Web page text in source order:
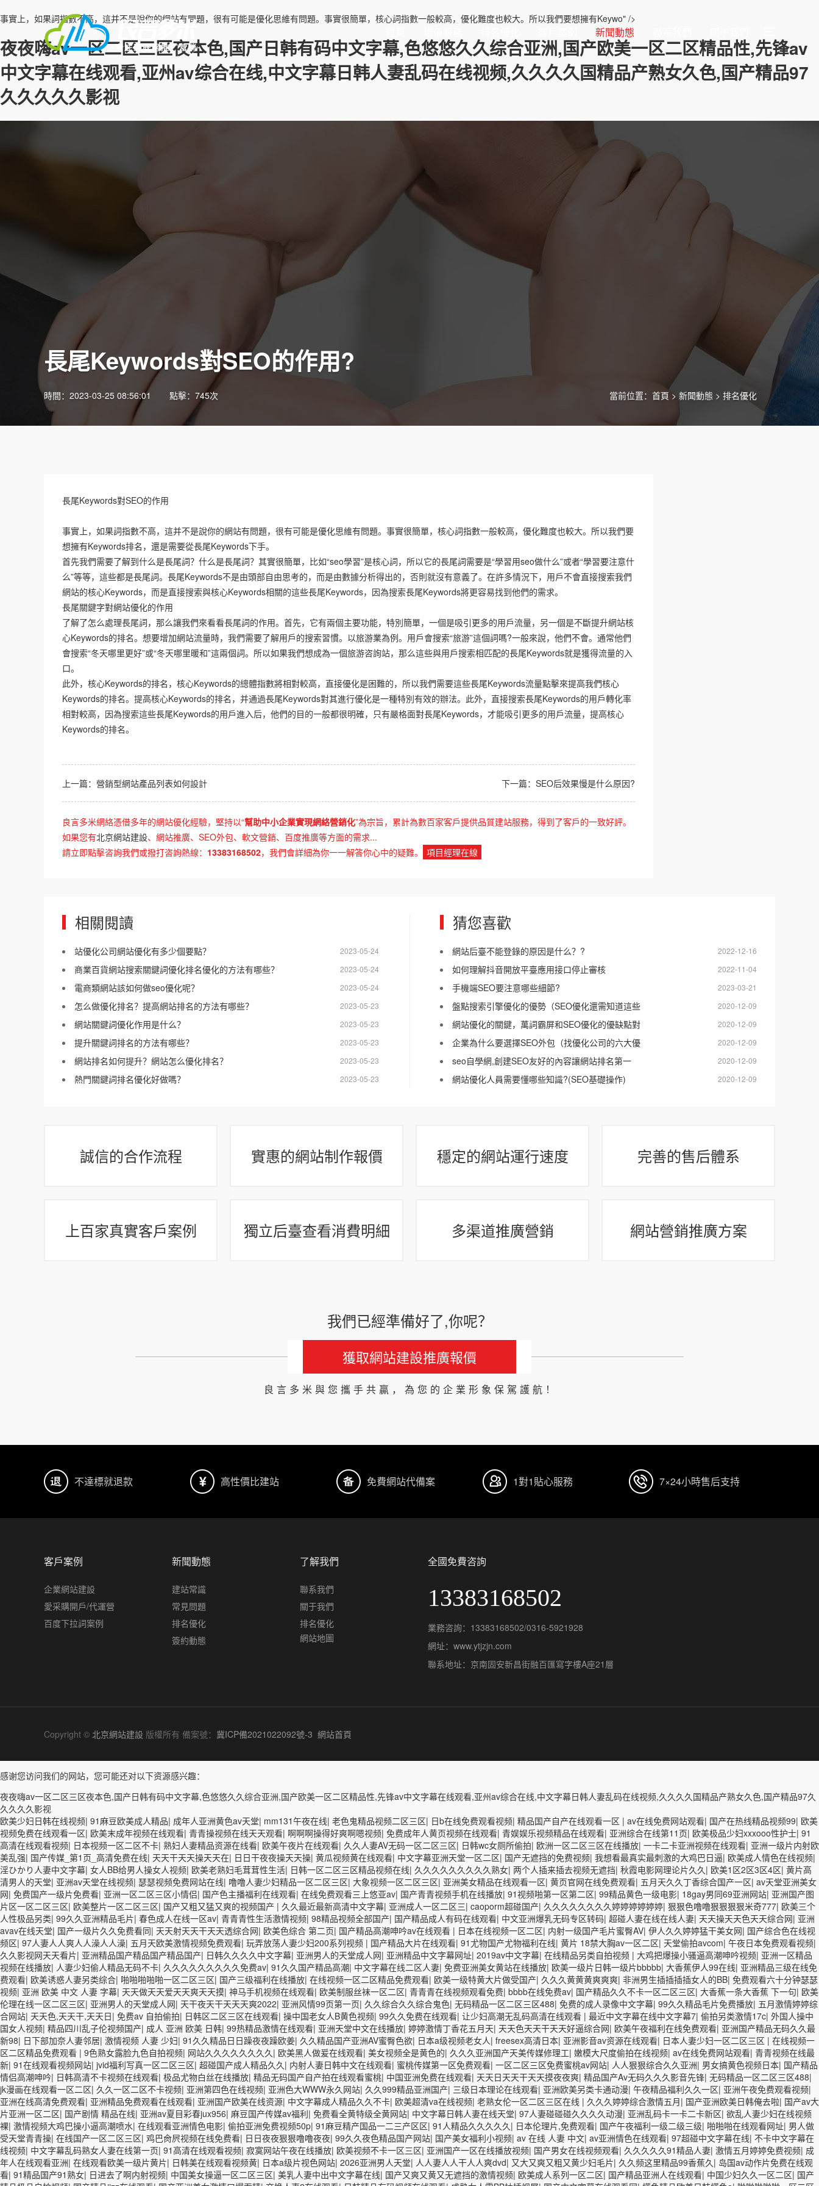
事實上，如果詞指數不高，這并不是說你的網站有問題，很有可能是優化思維有問題。事實很簡單，核心詞指數一般較高，優化難度也較大。所以我們要想擁有Keywo" />
夜夜嗨av一区二区三区夜本色,国产日韩有码中文字幕,色悠悠久久综合亚洲,国产欧美一区二区精品性,先锋av
中文字幕在线观看,亚州av综合在线,中文字幕日韩人妻乱码在线视频,久久久久国精品产熟女久色,国产精品97
久久久久久影视
新聞動態
長尾Keywords對SEO的作用?
當前位置： 首頁 > 新聞動態 > 排名優化
時間：2023-03-25 08:56:01 點擊： 745次
長尾Keywords對SEO的作用
事實上，如果詞指數不高，這并不是說你的網站有問題，很有可能是優化思維有問題。事實很簡單，核心詞指數一般較高，優化難度也較大。所以我們要
想擁有Keywords排名，還是需要從長尾Keywords下手。
首先我們需要了解到什么是長尾詞？什么是長尾詞？其實很簡單，比如“seo學習”是核心詞，所以它的長尾詞需要是“學習用seo做什么”或者“學習要注意什
么”等等，這些都是長尾詞。長尾Keywords不是由頭部自由思考的，而是由數據分析得出的，否則就沒有意義了。在許多情況下，用戶不會直接搜索我們
網站的核心Keywords，而是直接搜索與核心Keywords相關的這些長尾Keywords，因為搜索長尾Keywords將更容易找到他們的需求。
長尾關鍵字對網站優化的作用
了解了怎么處理長尾詞，那么讓我們來看看長尾詞的作用。首先，它有兩個主要功能，特別簡單，一個是吸引更多的用戶流量，另一個是不斷提升網站核
心Keywords的排名。想要增加網站流量時，我們需要了解用戶的搜索習慣。以旅游業為例。用戶會搜索“旅游”這個詞嗎?一般來說，他們不會。通常他們
會搜索“冬天哪里更好”或“冬天哪里暖和”這兩個詞。所以如果我們想成為一個旅游咨詢站，那么這些與用戶搜索相匹配的長尾Keywords就是獲得流量的入
口。
此外，核心Keywords的排名，核心Keywords的總體指數將相對較高，直接優化是困難的，所以我們需要這些長尾Keywords流量點擊來提高我們核心
Keywords的排名。提高核心Keywords的排名，并通過長尾Keywords對其進行優化是一種特別有效的辦法。此外，直接搜索長尾Keywords的用戶轉化率
相對較高，因為搜索這些長尾Keywords的用戶進入后，他們的目的一般都很明確，只有嚴格面對長尾Keywords，才能吸引更多的用戶流量，提高核心
Keywords的排名。
上一篇： 營銷型網站產品列表如何設計 下一篇： SEO后效果慢是什么原因?
良言多米網絡憑借多年的網站優化經驗，堅持以“幫助中小企業實現網絡營銷化”為宗旨，累計為數百家客戶提供品質建站服務，得到了客戶的一致好評。
如果您有北京網站建設、網站推廣、SEO外包、軟文營銷、百度推廣等方面的需求...
請立即點擊咨詢我們或撥打咨詢熱線： 13383168502，我們會詳細為你一一解答你心中的疑難。 項目經理在線
相關閱讀
2023-05-24
站優化公司網站優化有多少個要點？
2023-05-24
商業百貨網站搜索關鍵詞優化排名優化的方法有哪些？
2023-05-24
電商類網站該如何做seo優化呢？
2023-05-23
怎么做優化排名？提高網站排名的方法有哪些？
2023-05-23
網站關鍵詞優化作用是什么？
2023-05-23
提升關鍵詞排名的方法有哪些？
2023-05-23
網站排名如何提升？網站怎么優化排名？
2023-05-23
熱門關鍵詞排名優化好做嗎？
猜您喜歡
2022-12-16
網站后臺不能登錄的原因是什么？?
2022-11-04
如何理解抖音開放平臺應用接口停止審核
2023-03-21
手機端SEO要注意哪些細節?
2020-12-09
盤點搜索引擎優化的優勢（SEO優化還需知道這些
2020-12-09
網站優化的關鍵，萬詞霸屏和SEO優化的優缺點對
2020-12-09
企業為什么要選擇SEO外包（找優化公司的六大優
2020-12-09
seo自學網,創建SEO友好的內容讓網站排名第一
2020-12-09
網站優化人員需要懂哪些知識?(SEO基礎操作)
誠信的合作流程 實惠的網站制作報價 穩定的網站運行速度 完善的售后體系
上百家真實客戶案例 獨立后臺查看消費明細 多渠道推廣營銷 網站營銷推廣方案
我們已經準備好了,你呢？
獲取網站建設推廣報價
良言多米與您攜手共贏，為您的企業形象保駕護航！
不達標就退款 高性價比建站 免費網站代備案 1對1貼心服務 7×24小時售后支持
客戶案例
企業網站建設
愛采購開戶/代運營
百度下拉詞案例
新聞動態
建站常識
常見問題
排名優化
簽約動態
了解我們
聯系我們
關于我們
排名優化
網站地圖
全國免費咨詢
13383168502
業務咨詢：13383168502/0316-5921928
網址：www.ytjzjn.com
聯系地址：京南固安新昌街融百匯寫字樓A座21層
Copyright © 北京網站建設 版權所有 備案號： 冀ICP備2021022092號-3 網站首頁
感谢您访问我们的网站，您可能还对以下资源感兴趣：
夜夜嗨av一区二区三区夜本色,国产日韩有码中文字幕,色悠悠久久综合亚洲,国产欧美一区二区精品性,先锋av中文字幕在线观看,亚州av综合在线,中文字幕日韩人妻乱码在线视频,久久久久国精品产熟女久色,国产精品97久
久久久久影视
欧美少妇日韩在线视频| 91麻豆欧美成人精品| 成年人亚洲黄色av天堂| mm131午夜在线| 老色鬼精品视频二区三区| 日b在线免费观看视频| 精品国产自产在线观看一区 | av在线免费网站观看| 国产在热线精品视频99| 欧美
视频免费在线观看一区| 欧美末成年视频在线观看| 青青操视频在线天天观看| 啊啊啊操得好爽啊嗯视频| 免费成年人黄页视频在线观看| 青娱娱乐视频精品在线观看| 亚洲综合在线第11页| 欧美极品少妇xxxooo性护士| 91
高清在线观看视频| 日本视频一区二区不卡| 熟妇人妻精品资源在线看| 欧美午夜片在线观看| 久久人妻AV无码一区二区三区| 日韩wc女厕所偷拍| 欧洲一区二区三区在线播放| 一卡二卡亚洲视频在线观看| 亚洲一级片内射欧
美乱强| 国产传媒_第1页_高清免费在线| 天天干天天操天天在| 日日干夜夜操天天操| 黄瓜视频黄在线观看| 中文字幕亚洲天堂一区二区| 国产无遮挡的免费视频| 我想看最真实最刺激的大鸡巴日逼| 欧美成人情色在线视频|
淫ひかり人妻中文字幕| 女人BB给男人操女人视频| 欧美老熟妇毛茸茸性生活| 日韩一区二区三区精品视频在线| 久久久久久久久久久熟女| 两个人插来插去视频无遮挡| 秋霞电影网理论片久久 | 欧美1区2区3区4区| 黄片高
清男人的天堂| 亚洲av天堂在线视频| 瑟瑟视频免费网站在线| 噜噜人妻少妇精品一区二区三区| 大象视频一区二区三区| 亚洲美女精品在线观看一区| 黄页官网在线免费观看| 五月天久久丁香综合国产一区| av天堂亚洲美女
网| 免费国产一级片免费看| 亚洲一区二区三区小情侣| 国产色主播福利在线观看| 在线免费观看三上悠亚av| 国产青青视频手机在线播放| 91视频啪第一区第二区| 99精品黄色一级电影| 18gay男同69亚洲网站| 亚洲国产图
片区一区二区三区| 欧美整片一区二区三区| 国产又粗又猛又爽的视频国产 | 久久最近最新高清中文字幕| 亚洲成人一区二区三| caoporm超碰国产| 久久久久久久久久婷婷婷婷婷婷| 狠狠色噜噜狠狠狠狠米奇777| 欧美三个
人性极品另类| 99久久亚洲精品毛片| 春色成人在线一区av| 青青青性生活激情视频| 98精品视频全部国产| 国产精品成人有码在线观看| 中文亚洲爆乳无码专区转码| 超碰人妻在线在线人妻| 天天操天天色天天综合网| 亚洲
avav在线天堂| 国产一级片久久免费看同| 天天射天天干天天透综合网| 欧美色综合 第二页| 国产精品高潮呻吟av在线观看 | 日本在线视频一区二区| 内射一级国产毛片蜜臀AV| 伊人久久婷婷猛干美女网| 国产综合色在线视
频区| 97人妻人人爽人人澡人人澡| 五月天欧美激情视频免费观看| 玩弄放荡人妻少妇200系列视频 | 国产精品大片在线观看| 91尤物国产尤物福利在线| 黄片 18禁大胸av一区二区| 天堂偷拍avcom| 午夜日本免费观看视频|
久久影视网天天看片| 亚洲精品国产精品国产精品国产| 日韩久久久久中文字幕| 亚洲男人的天堂成人网| 亚洲精品中文字幕网址| 2019av中文字幕| 在线精品另类自拍视频 | 大鸡把爆操小骚逼高潮呻吟视频| 亚洲一区精品
视频在线播放| 人妻少妇偷人精品无码不卡| 久久久久久久久久久免费av| 91久久国产精品高潮| 中文字幕在线二区人妻| 免费亚洲美女黄站在线播放| 欧美一级片日韩一级片bbbbb| 大香蕉伊人99在线| 亚洲精品三级在线免
费观看| 欧美诱惑人妻另类综合| 啪啪啪啪啪一区二区三区| 国产三级福利在线播放| 在线视频一区二区精品免费观看| 欧美一级特黄大片做受国产| 久久久黄黄黄爽爽爽| 非洲男生插插插插女人的BB| 免费观看六十分钟瑟瑟
视频| 亚洲 欧美 中文 人妻 字幕| 天天做天天爱天天爽天天摸| 神马手机视频在线观看| 欧美制服丝袜一区二区| 青青青在线视频观看免费| bbbb在线免费av| 国产精品久久不卡一区二区三区| 大香蕉一条大香蕉 下一句| 欧美
伦理在线一区二区三区| 亚洲男人的天堂成人网| 天干夜天干天天天爽2022| 亚洲风情99页第一页| 久久综合久久综合鬼色| 无码精品一区二区三区488| 免费的成人录像中文字幕| 99久久精品毛片免费播放| 五月激情婷婷综
合网站| 天天色,天天干,天天日| 免费av 自拍偷拍| 日韩区二区三区在线观看| 操中国老女人B黄色视频| 99久久免费在线观看| 让少妇高潮无乱码高清在线观看 | 最近中文字幕在线中文字幕7| 偷拍另类激情17c| 外国人操中
国女人视频| 精品四川乱子伦视频国产| 成人 亚洲 欧美 日韩| 99热精品激情在线观看| 亚洲天堂中文在线播放| 婷婷激情丁香花五月天| 天天色天天干天天好逼综合网| 欧美午夜福利在线免费观看| 亚洲国产精品无码久久最
新98| 日下部加奈人妻邻居| 激情视频 人妻 少妇| 91久久精品日日躁夜夜躁欧姜| 久久精品国产亚洲AV蜜臀色欲| 日本a级视频老女人| freesex高清日本| 亚洲影音av资源在线观看| 日本人妻少妇一区二区三区 | 在线视频一
区二区精品免费观看 | 9色熟女露脸九色自拍视频| 网站久久久久久久久久 | 欧美黑人做爰在线观看| 美女视频全是黄色的| 久久久亚洲国产天美传媒修理工| 嫩模大尺度偷拍在线视频| av在线免费网站观看| 青青视频在线最
新| 91在线观看视频网站| jvid福利写真一区二区三区| 超碰国产成人精品久久 | 内射人妻日韩中文在线观看| 蜜桃传媒第一区免费观看| 一区二区三区免费蜜桃av网站| 人人狠狠综合久久亚洲| 男女搞黄色视频日本| 国产精品
情侣高潮呻吟| 日韩高清不卡视频在线观看| 极品尤物白丝在线播放| 精品无码国产自产拍在线观看蜜桃| 中国亚洲免费在线观看| 天天日天天干天天摸夜夜爽| 精品国产Av无码久久久影音先锋| 无码精品一区二区三区488|
jk漫画在线观看一区二区| 久久一区二区不卡视频| 亚洲第四色在线视频| 亚洲色大WWW永久网站| 久久999精品亚洲国产| 三级日本理论在线观看| 亚洲欧美另类卡通动漫| 午夜精品福利久久一区| 亚洲午夜免费观看视频|
亚洲在线高清免费观看| 亚洲精品免费观看在线观看| 亚洲国产欧美在线资源| 中文字幕成人精品久久不卡| 欧美超清va在线视频| 老熟女伦一区二区三区在线 | 久久久婷婷综合激情五月| 国产亚洲欧美日韩俺去啦| 国产av大
片亚洲一区二区| 国产剧情 精品在线| 亚洲av夏目彩春jux956| 麻豆国产传媒av福利| 免费看全黄特级全黄网站| 中文字幕日韩人妻在线天堂| 97人妻碰碰碰久久久久动漫| 亚洲乱码卡一卡二卡新区| 欲乱人妻少妇在线视频
裸| 激情视频大鸡巴操小逼高潮喷水| 在线观看亚洲情色电影| 偷拍亚洲免费视频50p| 91麻豆精产国品一二三产区区| 91人精品久久久久久 | 日本伦理片,免费观看| 国产午夜福利一级二级三级| 啪啪啪在线观看网址| 男人做
受天堂青青操| 在线国产一区二区三区| 鸡巴肏屄视频在线免费看| 日日夜夜狠狠噜噜夜夜| 99久久夜色精品国产网站| 国产美女福利小视频| av 在线 人妻 中文| av亚洲情色在线观看| 97超碰中文字幕在线| 不卡中文字幕在
线视频| 中文字幕乱码熟女人妻在线第一页| 91高清在线观看视频| 寂寞网站午夜在线播放| 欧美视频不卡一区三区| 亚洲国产一区在线播放视频| 国产男女在线视频观看| 久久久久久91精品人妻| 激情五月婷婷免费视频| 成
年人在线观看亚洲| 在线观看欧美一级片黄片| 日韩美在线观看视频黄| 日本a级片视色网站| 2026亚洲男人天堂| 人人妻人人干人人爽dvd| 又大又爽又粗又黄少妇毛片| 久久频这里精品99香蕉久 | 岛国av动作片免费在线观
看| 91精品国产91熟女| 日进去了啊内射视频| 中国美女操逼一区二区三区| 美乳人妻中出中文字幕在线| 国产又爽又黄又无遮挡的激情视频| 欧美成人系列一区二区| 国产精品亚洲人在线观看| 中国少妇久久一区二区| 国产